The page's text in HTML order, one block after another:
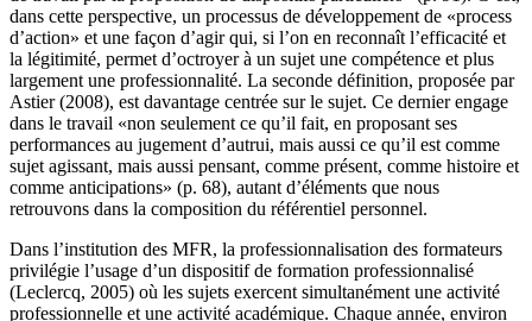
dans cette perspective, un processus de développement de «process
d’action» et une façon d’agir qui, si l’on en reconnaît l’efficacité et
la légitimité, permet d’octroyer à un sujet une compétence et plus
largement une professionnalité. La seconde définition, proposée par
Astier (2008), est davantage centrée sur le sujet. Ce dernier engage
dans le travail «non seulement ce qu’il fait, en proposant ses
performances au jugement d’autrui, mais aussi ce qu’il est comme
sujet agissant, mais aussi pensant, comme présent, comme histoire et
comme anticipations» (p. 68), autant d’éléments que nous
retrouvons dans la composition du référentiel personnel.
Dans l’institution des MFR, la professionnalisation des formateurs
privilégie l’usage d’un dispositif de formation professionnalisé
(Leclercq, 2005) où les sujets exercent simultanément une activité
professionnelle et une activité académique. Chaque année, environ